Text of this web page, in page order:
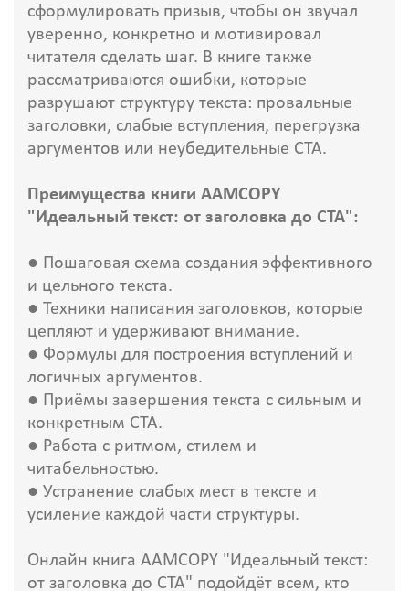
сформулировать призыв, чтобы он звучал
уверенно, конкретно и мотивировал
читателя сделать шаг. В книге также
рассматриваются ошибки, которые
разрушают структуру текста: провальные
заголовки, слабые вступления, перегрузка
аргументов или неубедительные CTA.
Преимущества книги AAMCOPY
"Идеальный текст: от заголовка до CTA":
● Пошаговая схема создания эффективного
и цельного текста.
● Техники написания заголовков, которые
цепляют и удерживают внимание.
● Формулы для построения вступлений и
логичных аргументов.
● Приёмы завершения текста с сильным и
конкретным CTA.
● Работа с ритмом, стилем и
читабельностью.
● Устранение слабых мест в тексте и
усиление каждой части структуры.
Онлайн книга AAMCOPY "Идеальный текст:
от заголовка до CTA" подойдёт всем, кто